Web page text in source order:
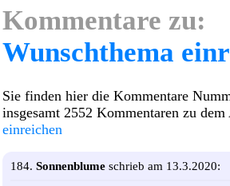
Kommentare zu:
Wunschthema
Sie finden hier die Kommentare
insgesamt 2552 Kommentaren zu
einreichen
184. Sonnenblume schrieb am 13.3.2020: